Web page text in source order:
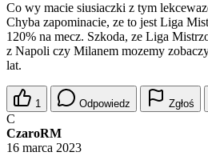
Co wy macie siusiaczki z tym
Chyba zapominacie, ze to jest Liga
120% na mecz. Szkoda, ze Liga
z Napoli czy Milanem mozemy
lat.
1 Odpowiedz Zgłoś
C
CzaroRM
16 marca 2023